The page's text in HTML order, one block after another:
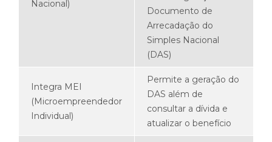
Nacional)
Documento de
Arrecadação do
Simples Nacional
(DAS)
Integra MEI
(Microempreendedor
Individual)
Permite a geração do
DAS além de
consultar a dívida e
atualizar o benefício